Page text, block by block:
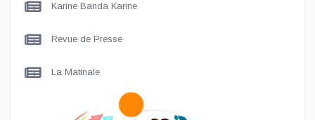
Le grand entretien avec Le
SCAN ÉCONOMIQUE
Karine Banda Karine
Revue de Presse
La Matinale